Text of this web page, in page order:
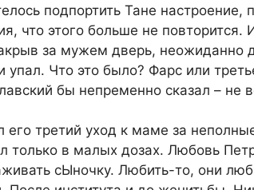
подпортить Тане
что этого больше не
за мужем дверь, неожиданно
упал. Что это было? Фарс или
бы непременно сказал – не
его третий уход к маме за
только в малых дозах. Любовь
сЫночку. Любить-то, они